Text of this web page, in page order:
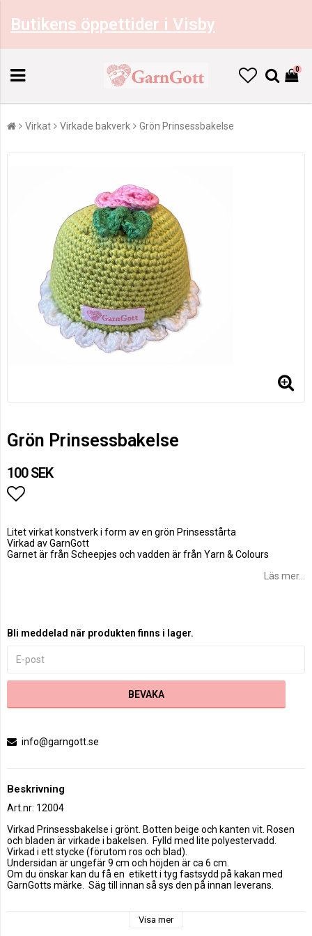
Butikens öppettider i Visby
0
Virkat Virkade bakverk Grön Prinsessbakelse
Grön Prinsessbakelse
100 SEK
Litet virkat konstverk i form av en grön Prinsesstårta
Virkad av GarnGott
Garnet är från Scheepjes och vadden är från Yarn & Colours
Läs mer...
Bli meddelad när produkten finns i lager.
BEVAKA
info@garngott.se
Beskrivning
Art.nr: 12004
Virkad Prinsessbakelse i grönt. Botten beige och kanten vit. Rosen
och bladen är virkade i bakelsen.  Fylld med lite polyestervadd.
Virkad i ett stycke (förutom ros och blad).
Undersidan är ungefär 9 cm och höjden är ca 6 cm.
Om du önskar kan du få en  etikett i tyg fastsydd på kakan med
GarnGotts märke.  Säg till innan så sys den på innan leverans.
Visa mer